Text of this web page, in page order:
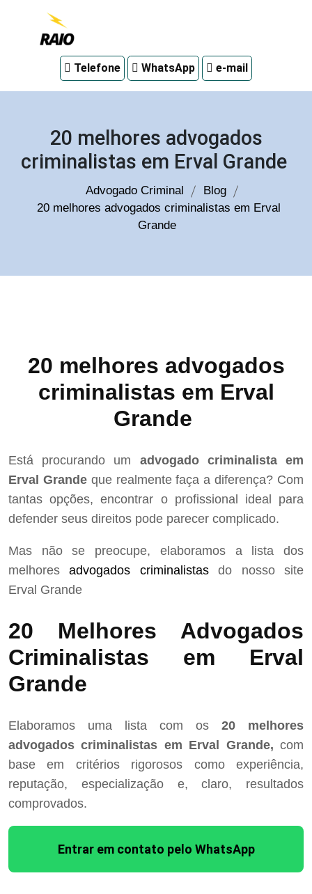
em
Telefone WhatsApp e-mail
20 melhores advogados
criminalistas em Erval Grande
Advogado Criminal
Blog
20 melhores advogados criminalistas em Erval
Grande
20 melhores advogados
criminalistas em Erval
Grande
Está procurando um advogado criminalista em
Erval Grandeque realmente faça a diferença? Com
tantas opções, encontrar o profissional ideal para
defender seus direitos pode parecer complicado.
Mas não se preocupe, elaboramos a lista dos
melhoresadvogados criminalistasdo nosso site
Erval Grande
20 Melhores Advogados
Criminalistas em Erval
Grande
Elaboramos uma lista com os 20 melhores
advogados criminalistas em Erval Grande, com
base em critérios rigorosos como experiência,
reputação, especialização e, claro, resultados
comprovados.
Entrar em contato pelo WhatsApp